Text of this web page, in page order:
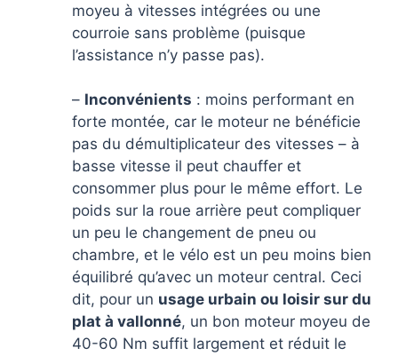
moyeu à vitesses intégrées ou une
courroie sans problème (puisque
l’assistance n’y passe pas).
– Inconvénients : moins performant en
forte montée, car le moteur ne bénéficie
pas du démultiplicateur des vitesses – à
basse vitesse il peut chauffer et
consommer plus pour le même effort. Le
poids sur la roue arrière peut compliquer
un peu le changement de pneu ou
chambre, et le vélo est un peu moins bien
équilibré qu’avec un moteur central. Ceci
dit, pour un usage urbain ou loisir sur du
plat à vallonné, un bon moteur moyeu de
40-60 Nm suffit largement et réduit le